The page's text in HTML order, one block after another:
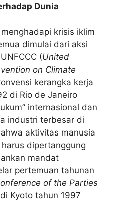
Dunia
krisis iklim
dimulai dari aksi
(United
on Climate
kerangka kerja
di Rio de Janeiro
internasional dan
industri terbesar di
aktivitas manusia
dipertanggung
mandat
pertemuan tahunan
of the Parties
Kyoto tahun 1997